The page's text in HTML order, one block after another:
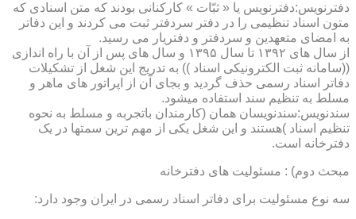
دفترنویس:دفترنویس یا « ثبّات » کارکنانی بودند که متن اسنادی که
متون اسناد تنظیمی را در دفتر سردفتر ثبت می کردند و این دفاتر
به امضای متعهدین و سردفتر و دفتریار می رسید.
از سال های ۱۳۹۲ تا سال ۱۳۹۵ و سال های پس از آن با راه اندازی
((سامانه ثبت الکترونیکی اسناد )) به تدریج این شغل از تشکیلات
دفاتر اسناد رسمی حذف گردید و بجای آن از اپراتور های ماهر و
مسلط به تنظیم سند استفاده میشود.
سندنویس:سندنویسان همان (کارمندان باتجربه و مسلط به نحوه
تنظیم اسناد )هستند و این شغل یکی از مهم ترین سمتها در یک
دفترخانه است.
مبحث دوم) : مسئولیت های دفترخانه
سه نوع مسئولیت برای دفاتر اسناد رسمی در ایران وجود دارد: